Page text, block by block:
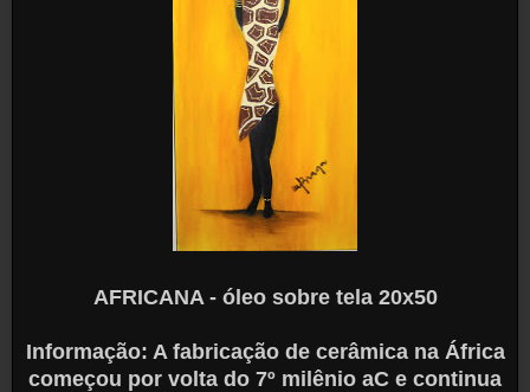
AFRICANA - óleo sobre tela 20x50
Informação: A fabricação de cerâmica na África
começou por volta do 7º milênio aC e continua